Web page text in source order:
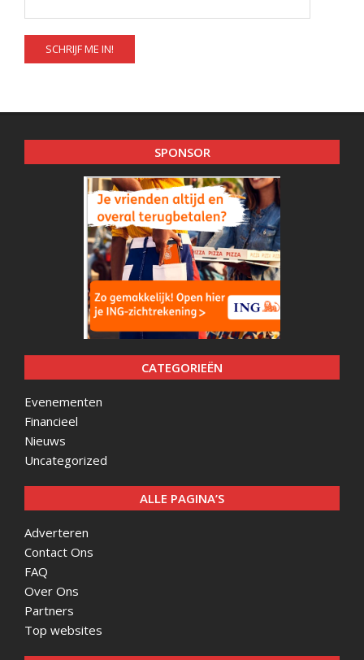
SPONSOR
CATEGORIEËN
Evenementen
Financieel
Nieuws
Uncategorized
ALLE PAGINA’S
Adverteren
Contact Ons
FAQ
Over Ons
Partners
Top websites